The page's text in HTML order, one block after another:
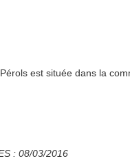
est située dans la
: 08/03/2016